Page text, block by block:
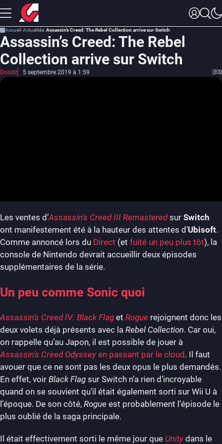
Accueil Actualités Assassin’s Creed: The Rebel Collection arrive sur Switch
Assassin’s Creed: The Rebel
Collection arrive sur Switch
Doodz 5 septembre 2019 à 1:59 0
Les ventes d’Assassin’s Creed III Remasteredsur Switch
ont manifestement été à la hauteur des attentes d’Ubisoft.
Comme annoncé lors du Direct (et fuité un peu plus tôt), la
console de Nintendo devrait accueillir deux épisodes
supplémentaires de la série.
Un peu comme Sonic quoi
Assassin’s Creed IV: Black Flag et Rogue rejoignent donc les
deux volets déjà présents avec la Rebel Collection. Car oui,
on rappelle qu’au Japon, il est possible de jouer à
Assassin’s Creed Odyssey en passant par le cloud . Il faut
avouer que ce ne sont pas les deux opus le plus demandés.
En effet, voir Black Flag sur Switch n’a rien d’incroyable
quand on se souvient qu’il était également sorti sur Wii U à
l’époque. De son côté, Rogue est probablement l’épisode le
plus oublié de la saga principale.
Il était effectivement sorti le même jour que Unity dans le